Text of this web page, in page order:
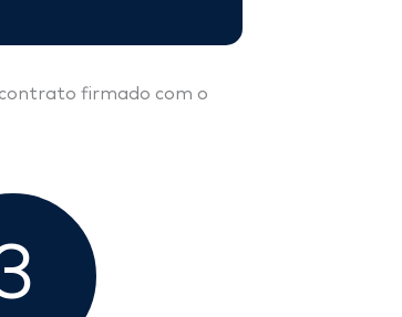
contrato firmado com o